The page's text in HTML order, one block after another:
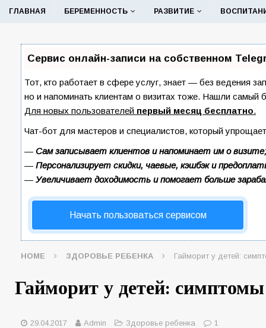
ГЛАВНАЯ БЕРЕМЕННОСТЬ РАЗВИТИЕ
Сервис онлайн-записи на собственном
Тот, кто работает в сфере услуг, знает — без ведения
но и напоминать клиентам о визитах тоже. Нашли
Для новых пользователей первый месяц бесплатно.
Чат-бот для мастеров и специалистов, который
— Сам записывает клиентов и напоминает им о визите;
— Персонализирует скидки, чаевые, кэшбэк и
— Увеличивает доходимость и помогает больше
Начать пользоваться сервисом
HOME ЗДОРОВЬЕ РЕБЕНКА Гайморит у детей:
Гайморит у детей:
29.04.2017 Admin Здоровье ребенка 1